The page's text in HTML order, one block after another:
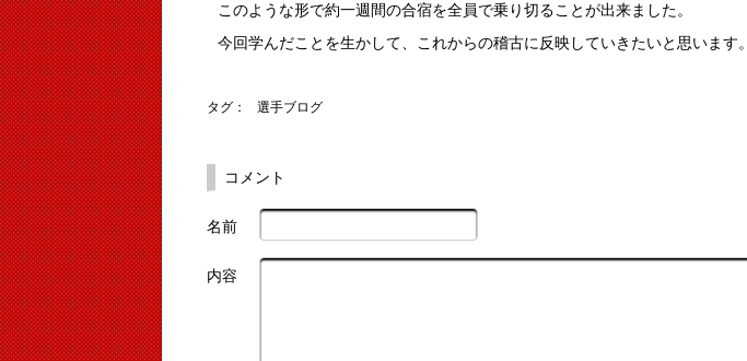
このような形で約一週間の合宿を全員で乗り切ることが出来ました。
今回学んだことを生かして、これからの稽古に反映していきたいと思います。
タグ： 選手ブログ
コメント
名前
内容